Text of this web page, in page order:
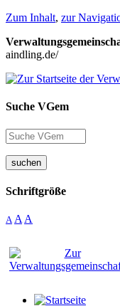
Zum Inhalt, zur
aindling.de/
Suche VGem
suchen
Schriftgröße
A A A